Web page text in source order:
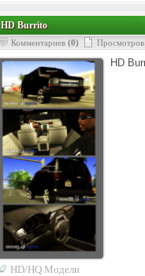
HD Burrito
Комментариев (0)
HD
HD/HQ Модели